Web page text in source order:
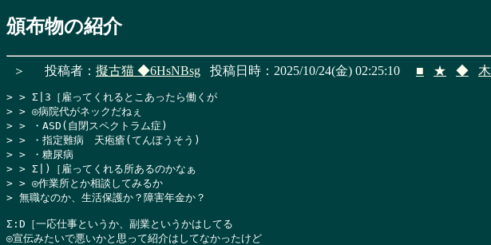
頒布物の紹介
＞ 投稿者： 擬古猫 ◆6HsNBsg 投稿日時：2025/10/24(金) 02:25:10 ■ ★ ◆ 木
> > Σ|3［雇ってくれるとこあったら働くが
> > ◎病院代がネックだねぇ
> > ・ASD(自閉スペクトラム症)
> > ・指定難病　天疱瘡(てんぽうそう)
> > ・糖尿病
> > Σ|)［雇ってくれる所あるのかなぁ
> > ◎作業所とか相談してみるか
> 無職なのか、生活保護か？障害年金か？
Σ:D［一応仕事というか、副業というかはしてる
◎宣伝みたいで悪いかと思って紹介はしてなかったけど